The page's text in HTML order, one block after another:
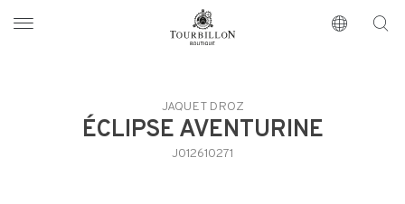
https://www.tourbillon.com/es
JAQUET DROZ
ÉCLIPSE AVENTURINE
J012610271